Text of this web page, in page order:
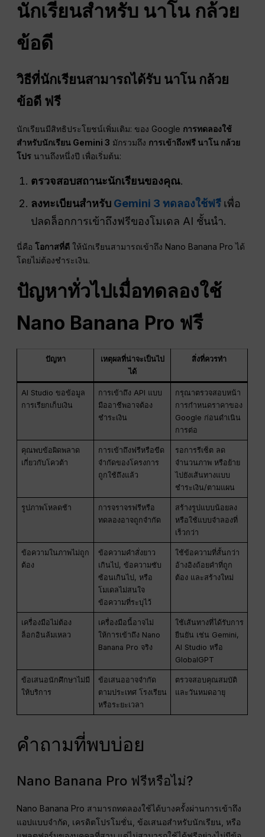
นักเรียนสำหรับ นาโนกล้วย
ข้อดี
วิธีที่นักเรียนสามารถได้รับ นาโนกล้วย
ข้อดี ฟรี
นักเรียนมีสิทธิประโยชน์เพิ่มเติม: ของ Google การทดลองใช้
สำหรับนักเรียน Gemini 3 มักรวมถึง การเข้าถึงฟรี นาโน กล้วย
โปร นานถึงหนึ่งปี เพื่อเริ่มต้น:
ตรวจสอบสถานะนักเรียนของคุณ.
ลงทะเบียนสำหรับ Gemini 3 ทดลองใช้ฟรี เพื่อ
ปลดล็อกการเข้าถึงฟรีของโมเดล AI ชั้นนำ.
นี่คือโอกาสที่ดี ให้นักเรียนสามารถเข้าถึง Nano Banana Pro ได้
โดยไม่ต้องชำระเงิน.
ปัญหาทั่วไปเมื่อทดลองใช้
Nano Banana Pro ฟรี
ปัญหา
เหตุผลที่น่าจะเป็นไป
ได้
สิ่งที่ควรทำ
AI Studio ขอข้อมูล
การเรียกเก็บเงิน
การเข้าถึง API แบบ
มืออาชีพอาจต้อง
ชำระเงิน
กรุณาตรวจสอบหน้า
การกำหนดราคาของ
Google ก่อนดำเนิน
การต่อ
คุณพบข้อผิดพลาด
เกี่ยวกับโควต้า
การเข้าถึงฟรีหรือขีด
จำกัดของโครงการ
ถูกใช้ถึงแล้ว
รอการรีเซ็ต ลด
จำนวนภาพ หรือย้าย
ไปยังเส้นทางแบบ
ชำระเงิน/ตามแผน
รูปภาพโหลดช้า
การจราจรฟรีหรือ
ทดลองอาจถูกจำกัด
สร้างรูปแบบน้อยลง
หรือใช้แบบจำลองที่
เร็วกว่า
ข้อความในภาพไม่ถูก
ต้อง
ข้อความคำสั่งยาว
เกินไป, ข้อความซับ
ซ้อนเกินไป, หรือ
โมเดลไม่สนใจ
ข้อความที่ระบุไว้
ใช้ข้อความที่สั้นกว่า
อ้างอิงถ้อยคำที่ถูก
ต้อง และสร้างใหม่
เครื่องมือไม่ต้อง
ล็อกอินล้มเหลว
เครื่องมือนี้อาจไม่
ให้การเข้าถึง Nano
Banana Pro จริง
ใช้เส้นทางที่ได้รับการ
ยืนยัน เช่น Gemini,
AI Studio หรือ
GlobalGPT
ข้อเสนอนักศึกษาไม่มี
ให้บริการ
ข้อเสนออาจจำกัด
ตามประเทศ โรงเรียน
หรือระยะเวลา
ตรวจสอบคุณสมบัติ
และวันหมดอายุ
คำถามที่พบบ่อย
Nano Banana Pro ฟรีหรือไม่?
Nano Banana Pro สามารถทดลองใช้ได้บางครั้งผ่านการเข้าถึง
แอปแบบจำกัด, เครดิตโปรโมชั่น, ข้อเสนอสำหรับนักเรียน, หรือ